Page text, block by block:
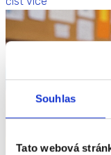
Souhlas
Tato webová